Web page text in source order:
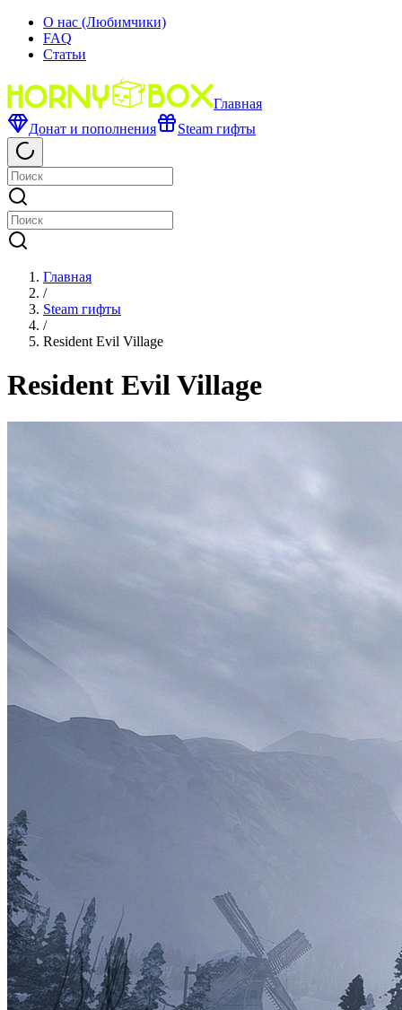
О нас (Любимчики)
FAQ
Статьи
Главная
Донат и пополнения
Steam гифты
Главная
/
Steam гифты
/
Resident Evil Village
Resident Evil Village